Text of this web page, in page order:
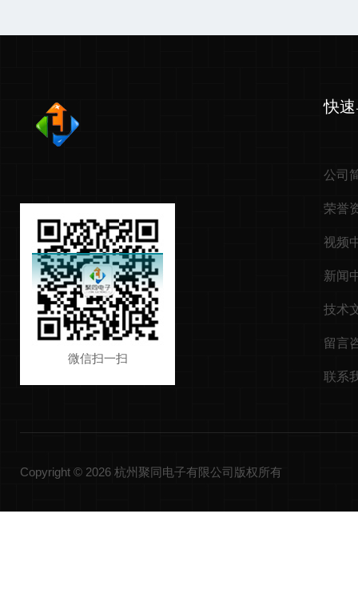
微信扫一扫
快
公司
荣誉
视频
新闻
技术
留言
联系
Copyright © 2026 杭州聚同电子有限公司版权所有